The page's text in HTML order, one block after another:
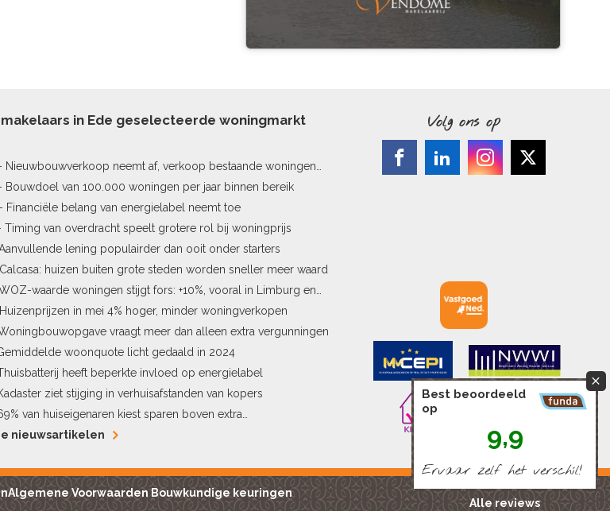
in Ede geselecteerde woningmarkt
Nieuwbouwverkoop neemt af, verkoop bestaande woningen
Bouwdoel van 100.000 woningen per jaar binnen bereik
Financiële belang van energielabel neemt toe
Timing van overdracht speelt grotere rol bij woningprijs
lening populairder dan ooit onder starters
Calcasa: huizen buiten grote steden worden sneller meer waard
waarde woningen stijgt fors: +10%, vooral in Limburg en
Huizenprijzen in mei 4% hoger, minder woningverkopen
vraagt meer dan alleen extra vergunningen
woonquote licht gedaald in 2024
heeft beperkte invloed op energielabel
ziet stijging in verhuisafstanden van kopers
van huiseigenaren kiest sparen boven extra
nieuwsartikelen
Volg ons op
Algemene Voorwaarden Bouwkundige keuringen
Best beoordeeld
op
9,9
Ervaar zelf het verschíl!
Alle reviews